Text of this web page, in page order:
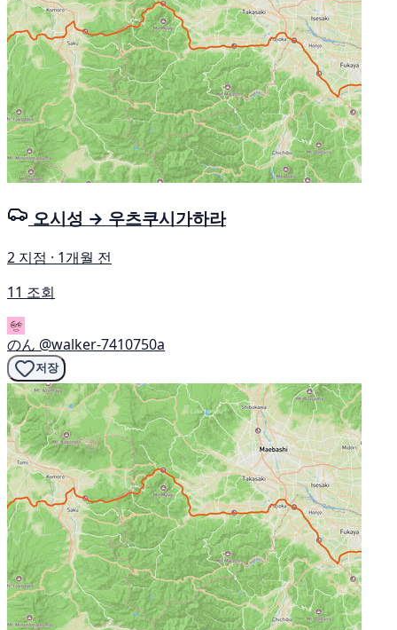
오시성 → 우츠쿠시가하라
2 지점 · 1개월 전
11 조회
のん @walker-7410750a
저장